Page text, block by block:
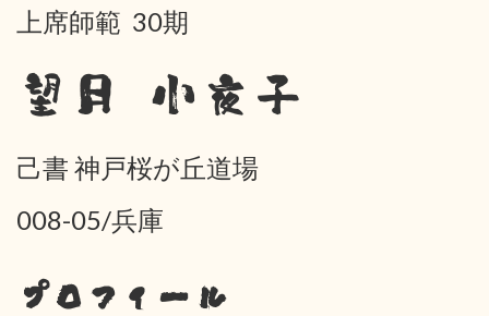
上席師範 30期
望月 小夜子
己書 神戸桜が丘道場
008-05/兵庫
プロフィール